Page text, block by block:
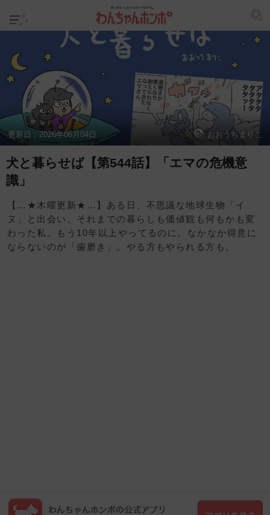
更新日： 2026年06月04日 おおうちまりこ
犬と暮らせば【第544話】「エマの危機意
識」
【…★木曜更新★…】ある日、不思議な地球生物「イ
ヌ」と出会い、それまでの暮らしも価値観も何もかも変
わった私。もう10年以上やってるのに、なかなか得意に
ならないのが「歯磨き」。やる方もやられる方も。